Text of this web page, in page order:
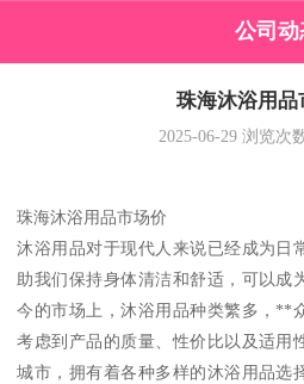
公司动
珠海沐浴用品
2025-06-29 浏览次
珠海沐浴用品市场价
沐浴用品对于现代人来说已经成为日
助我们保持身体清洁和舒适，可以成
今的市场上，沐浴用品种类繁多，**
考虑到产品的质量、性价比以及适用
城市，拥有着各种多样的沐浴用品选